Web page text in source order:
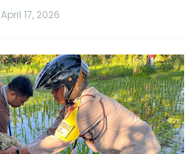
April 17, 2026